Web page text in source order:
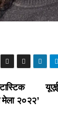
मेला २०२२’